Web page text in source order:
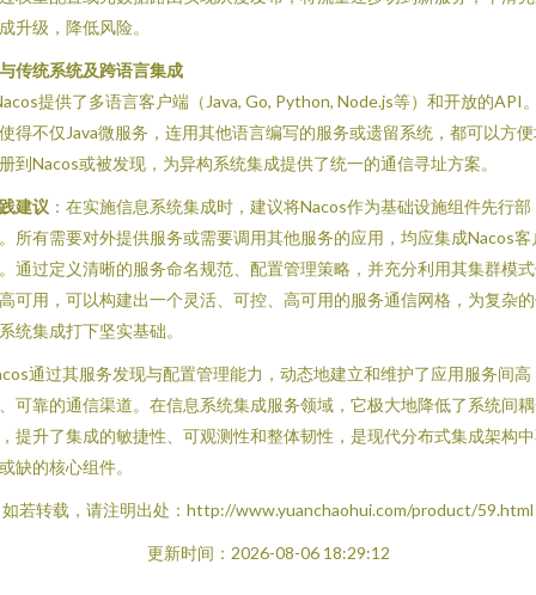
升级，降低风险。
传统系统及跨语言集成
提供了多语言客户端（Java, Go, Python, Node.js等）和开放的API
得不仅Java微服务，连用其他语言编写的服务或遗留系统，都可以方
到Nacos或被发现，为异构系统集成提供了统一的通信寻址方案。
建议 ：在实施信息系统集成时，建议将Nacos作为基础设施组件先行部
所有需要对外提供服务或需要调用其他服务的应用，均应集成Nacos客
通过定义清晰的服务命名规范、配置管理策略，并充分利用其集群模
可用，可以构建出一个灵活、可控、高可用的服务通信网格，为复杂
统集成打下坚实基础。
通过其服务发现与配置管理能力，动态地建立和维护了应用服务间高
可靠的通信渠道。在信息系统集成服务领域，它极大地降低了系统间
提升了集成的敏捷性、可观测性和整体韧性，是现代分布式集成架构
缺的核心组件。
如若转载，请注明出处：http://www.yuanchaohui.com/product/59.html
更新时间：2026-08-06 18:29:12